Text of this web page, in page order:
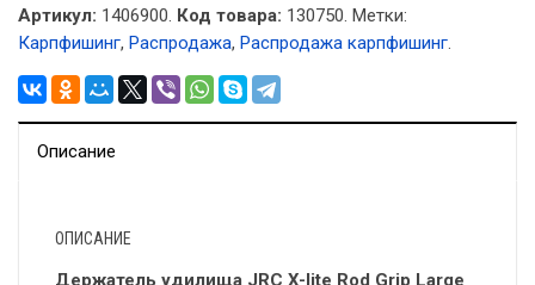
Артикул: 1406900. Код товара: 130750. Метки:
Карпфишинг, Распродажа, Распродажа карпфишинг.
Описание
ОПИСАНИЕ